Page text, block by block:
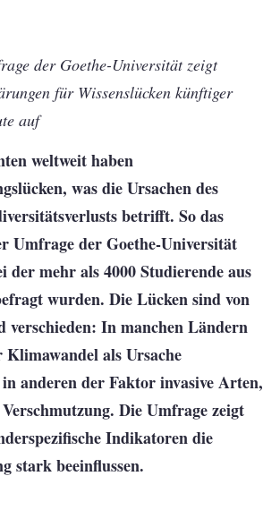
der Goethe-Universität zeigt
für Wissenslücken künftiger
auf
weltweit haben
was die Ursachen des
betrifft. So das
Umfrage der Goethe-Universität
mehr als 4000 Studierende aus
wurden. Die Lücken sind von
verschieden: In manchen Ländern
als Ursache
anderen der Faktor invasive Arten,
Die Umfrage zeigt
Indikatoren die
stark beeinflussen.